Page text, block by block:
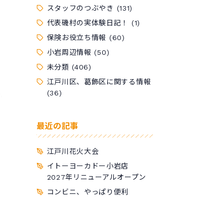
スタッフのつぶやき (131)
代表磯村の実体験日記！
(1)
保険お役立ち情報 (60)
小岩周辺情報 (50)
未分類 (406)
江戸川区、葛飾区に関する情報
(36)
最近の記事
江戸川花火大会
イトーヨーカドー小岩店
2027年リニューアルオープン
コンビニ、やっぱり便利